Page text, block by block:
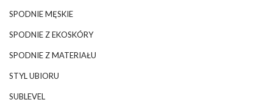
SPODNIE MĘSKIE
SPODNIE Z EKOSKÓRY
SPODNIE Z MATERIAŁU
STYL UBIORU
SUBLEVEL